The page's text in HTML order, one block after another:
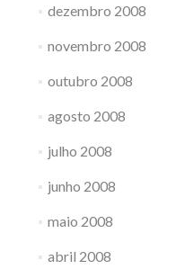
dezembro 2008
novembro 2008
outubro 2008
agosto 2008
julho 2008
junho 2008
maio 2008
abril 2008